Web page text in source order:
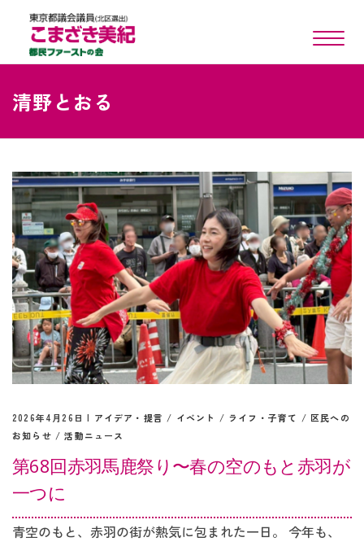
toggle
清野とおる
2026年4月26日 | アイデア・提言 / イベント / ライフ・子育て / 区民への
お知らせ /活動ニュース
第68回赤羽馬鹿祭り〜春の空のもと赤羽が
一つに
青空のもと、赤羽の街が熱気に包まれた一日。 今年も、